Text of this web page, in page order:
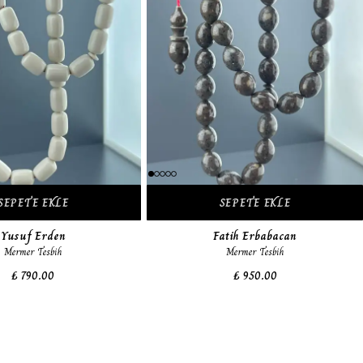
EKLE
Yusuf Erden
Mermer Tesbih
₺ 790.00
SEPETE EKLE
Fatih Erbabacan
Mermer Tesbih
₺ 950.00